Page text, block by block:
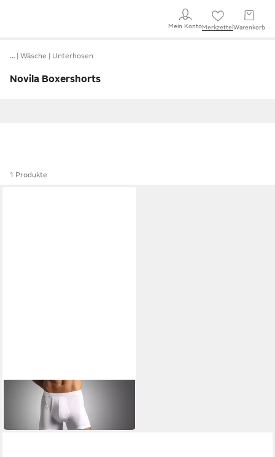
Mein KontoMerkzettel Warenkorb
… Wäsche Unterhosen
Novila Boxershorts
1 Produkte
Boxershorts
52,95 €